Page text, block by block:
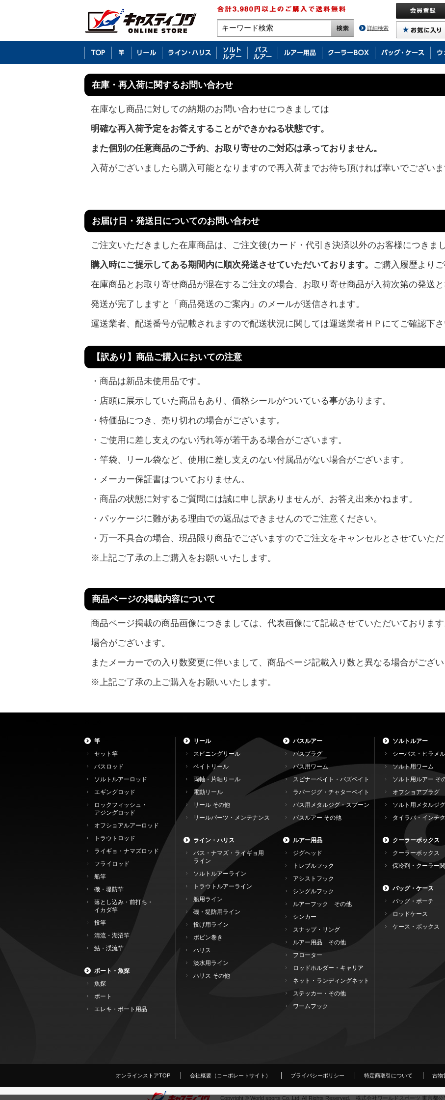
詳細検索
在庫・再入荷に関するお問い合わせ
在庫なし商品に対しての納期のお問い合わせにつきましては
明確な再入荷予定をお答えすることができかねる状態です。
また個別の任意商品のご予約、お取り寄せのご対応は承っておりません。
入荷がございましたら購入可能となりますので再入荷までお待ち頂ければ幸いでございま
お届け日・発送日についてのお問い合わせ
ご注文いただきました在庫商品は、ご注文後(カード・代引き決済以外のお客様につきま
購入時にご提示してある期間内に順次発送させていただいております。 ご購入履歴よりご
在庫商品とお取り寄せ商品が混在するご注文の場合、お取り寄せ商品が入荷次第の発送と
発送が完了しますと「商品発送のご案内」のメールが送信されます。
運送業者、配送番号が記載されますので配送状況に関しては運送業者ＨＰにてご確認下さ
【訳あり】商品ご購入においての注意
・商品は新品未使用品です。
・店頭に展示していた商品もあり、価格シールがついている事があります。
・特価品につき、売り切れの場合がございます。
・ご使用に差し支えのない汚れ等が若干ある場合がございます。
・竿袋、リール袋など、使用に差し支えのない付属品がない場合がございます。
・メーカー保証書はついておりません。
・商品の状態に対するご質問には誠に申し訳ありませんが、お答え出来かねます。
・パッケージに難がある理由での返品はできませんのでご注意ください。
・万一不具合の場合、現品限り商品でございますのでご注文をキャンセルとさせていただ
※上記ご了承の上ご購入をお願いいたします。
商品ページの掲載内容について
商品ページ掲載の商品画像につきましては、代表画像にて記載させていただいておりま
場合がございます。
またメーカーでの入り数変更に伴いまして、商品ページ記載入り数と異なる場合がござい
※上記ご了承の上ご購入をお願いいたします。
竿
セット竿
バスロッド
ソルトルアーロッド
エギングロッド
ロックフィッシュ・
アジングロッド
オフショアルアーロッド
トラウトロッド
ライギョ・ナマズロッド
フライロッド
船竿
磯・堤防竿
落とし込み・前打ち・
イカダ竿
投竿
清流・湖沼竿
鮎・渓流竿
ボート・魚探
魚探
ボート
エレキ・ボート用品
リール
スピニングリール
ベイトリール
両軸・片軸リール
電動リール
リール その他
リールパーツ・メンテナンス
ライン・ハリス
バス・ナマズ・ライギョ用
ライン
ソルトルアーライン
トラウトルアーライン
船用ライン
磯・堤防用ライン
投げ用ライン
ボビン巻き
ハリス
淡水用ライン
ハリス その他
バスルアー
バスプラグ
バス用ワーム
スピナーベイト・バズベイト
ラバージグ・チャターベイト
バス用メタルジグ・スプーン
バスルアー その他
ルアー用品
ジグヘッド
トレブルフック
アシストフック
シングルフック
ルアーフック その他
シンカー
スナップ・リング
ルアー用品 その他
フローター
ロッドホルダー・キャリア
ネット・ランディングネット
ステッカー・その他
ワームフック
ソルトルアー
シーバス・ヒラメ
ソルト用ワーム
ソルト用ルアー そ
オフショアプラグ
ソルト用メタルジグ
タイラバ・インチク
クーラーボックス
クーラーボックス
保冷剤・クーラー
バッグ・ケース
バッグ・ポーチ
ロッドケース
ケース・ボックス
オンラインストアTOP 会社概要（コーポレートサイト） プライバシーポリシー 特定商取引について 古物
Copyright © World sports Co.,Ltd. All Rights Reserved. 株式会社ワールドスポーツ 東京都公